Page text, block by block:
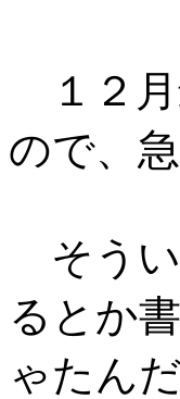
１２月
ので、
そうい
るとか
ゃたん